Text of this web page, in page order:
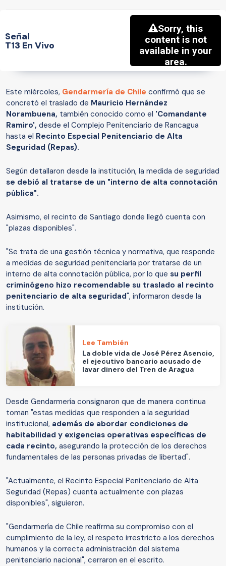
Señal
T13 En Vivo
Este miércoles, Gendarmería de Chile confirmó que se
concretó el traslado de Mauricio Hernández
Norambuena, también conocido como el 'Comandante
Ramiro', desde el Complejo Penitenciario de Rancagua
hasta el Recinto Especial Penitenciario de Alta
Seguridad (Repas).
Según detallaron desde la institución, la medida de seguridad
se debió al tratarse de un "interno de alta connotación
pública".
Asimismo, el recinto de Santiago donde llegó cuenta con
"plazas disponibles".
"Se trata de una gestión técnica y normativa, que responde
a medidas de seguridad penitenciaria por tratarse de un
interno de alta connotación pública, por lo que su perfil
criminógeno hizo recomendable su traslado al recinto
penitenciario de alta seguridad", informaron desde la
institución.
Lee También
La doble vida de José Pérez Asencio,
el ejecutivo bancario acusado de
lavar dinero del Tren de Aragua
Desde Gendarmería consignaron que de manera continua
toman "estas medidas que responden a la seguridad
institucional, además de abordar condiciones de
habitabilidad y exigencias operativas específicas de
cada recinto, asegurando la protección de los derechos
fundamentales de las personas privadas de libertad".
"Actualmente, el Recinto Especial Penitenciario de Alta
Seguridad (Repas) cuenta actualmente con plazas
disponibles", siguieron.
"Gendarmería de Chile reafirma su compromiso con el
cumplimiento de la ley, el respeto irrestricto a los derechos
humanos y la correcta administración del sistema
penitenciario nacional", cerraron en el escrito.